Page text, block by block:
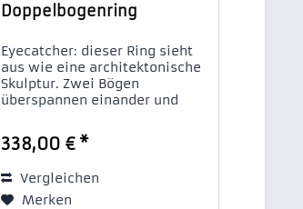
Doppelbogenring
Eyecatcher: dieser Ring sieht
aus wie eine architektonische
Skulptur. Zwei Bögen
überspannen einander und
unterschiedlichen Oberflächen
einen reizvollen Gegensatz.
mehr als eine Facette, die...
338,00 € *
Vergleichen
Merken